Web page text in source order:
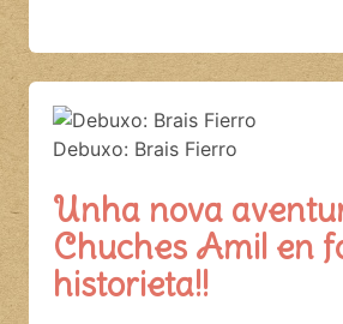
Debuxo: Brais Fierro
Unha nova
Chuches Amil en
historieta!!